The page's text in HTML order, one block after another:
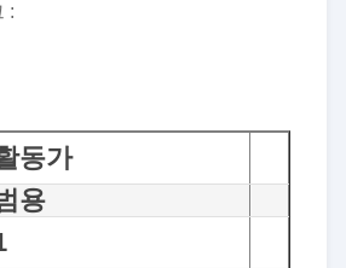
:
동가
용